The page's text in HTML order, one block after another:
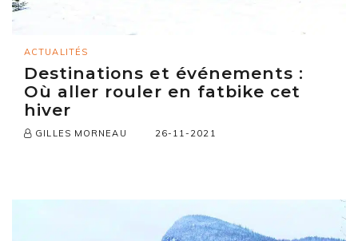
ACTUALITÉS
Destinations et événements :
Où aller rouler en fatbike cet
hiver
GILLES MORNEAU 26-11-2021